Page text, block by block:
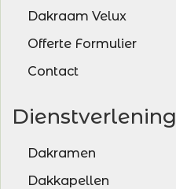
Dakraam Velux
Offerte Formulier
Contact
Dienstverlening
Dakramen
Dakkapellen